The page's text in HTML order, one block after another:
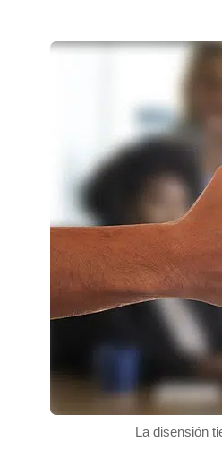
La disensión